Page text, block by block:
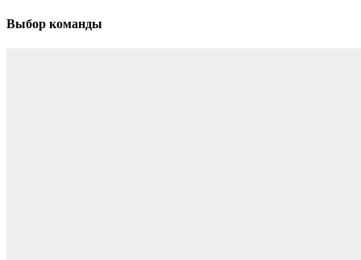
Выбор команды